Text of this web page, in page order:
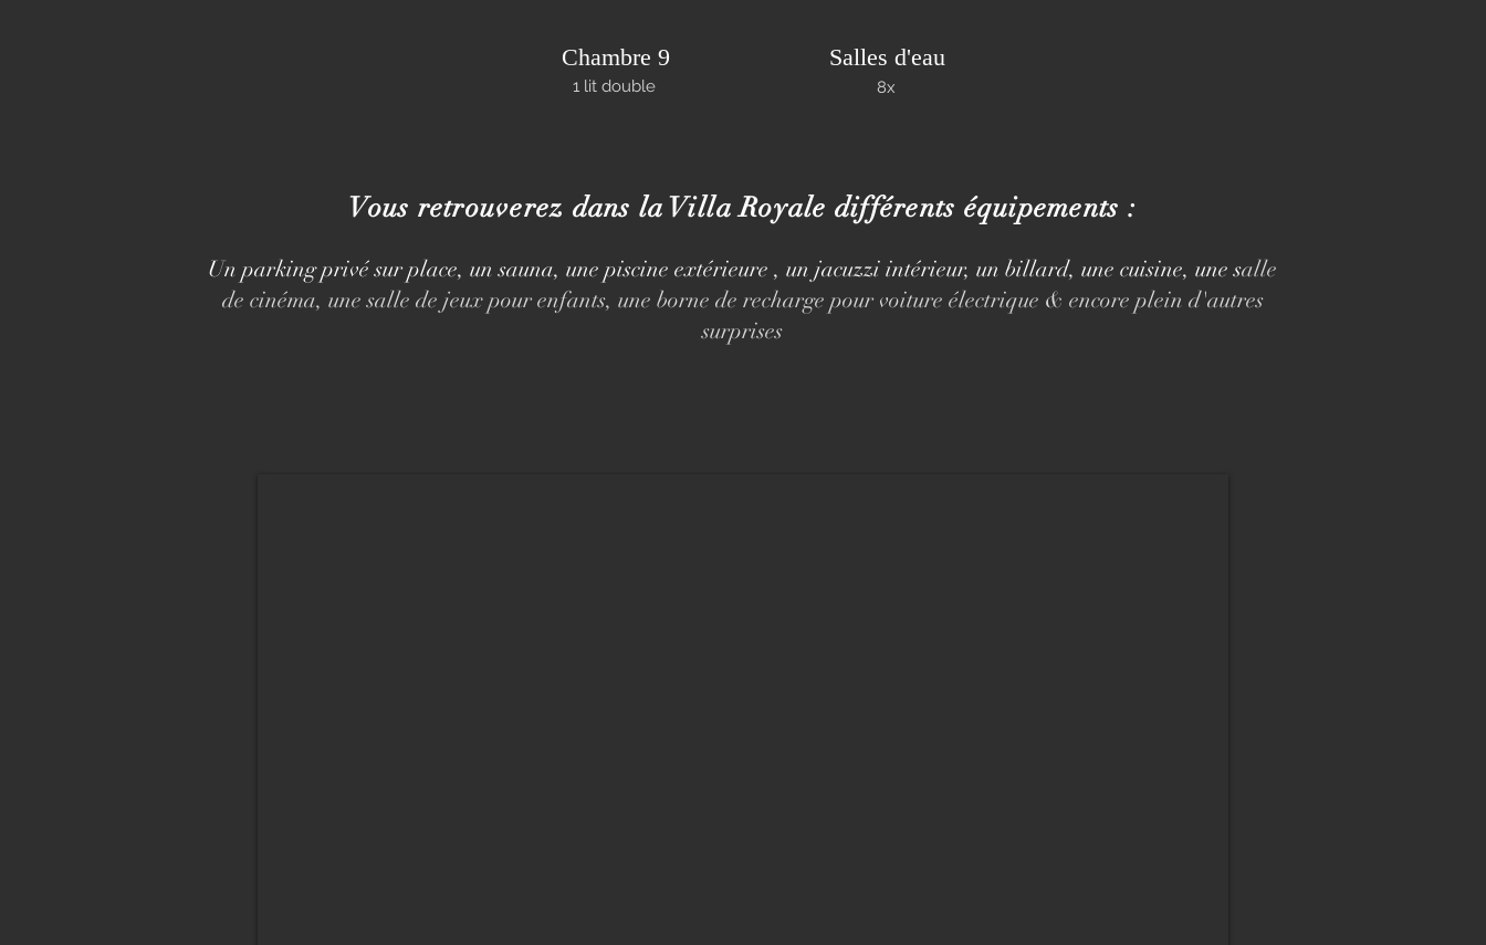
Chambre 9
1 lit double
Salles d'eau
8x
Vous retrouverez dans la Villa Royale différents équipements :
Un parking privé sur place, un sauna, une piscine extérieure , un jacuzzi intérieur, un billard, une cuisine, une salle
de cinéma, une salle de jeux pour enfants, une borne de recharge pour voiture électrique & encore plein d'autres
surprises